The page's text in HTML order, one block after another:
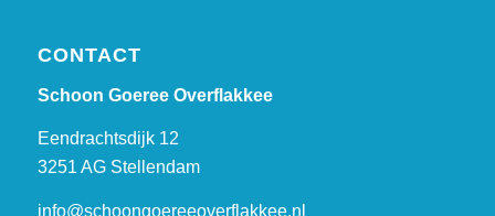
CONTACT
Schoon Goeree Overflakkee
Eendrachtsdijk 12
3251 AG Stellendam
info@schoongoereeoverflakkee.nl